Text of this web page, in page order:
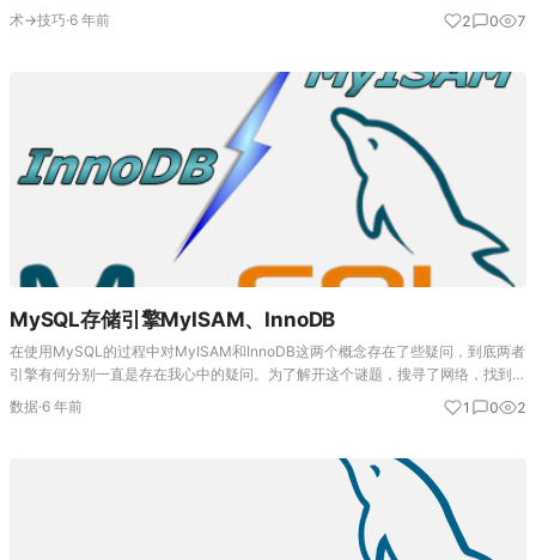
度与坐标系 地球是一个椭球，Datum是一组用于描述这个椭球的数据集合。最常
用的一个Da…
术→技巧·6 年前 2 0 7
MySQL存储引擎MyISAM、InnoDB
在使用MySQL的过程中对MyISAM和InnoDB这两个概念存在了些疑问，到底两者
引擎有何分别一直是存在我心中的疑问。为了解开这个谜题，搜寻了网络，找到了
如下信息： MyISAM是MySQL的默认数据库引擎（5.5版之前），由早期的ISA…
数据·6 年前 1 0 2